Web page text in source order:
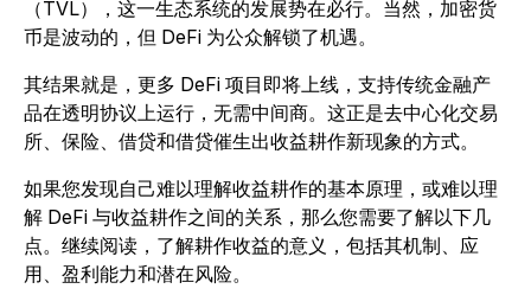
（TVL），这一生态系统的发展势在必行。当然，加密货
币是波动的，但 DeFi 为公众解锁了机遇。
其结果就是，更多 DeFi 项目即将上线，支持传统金融产
品在透明协议上运行，无需中间商。这正是去中心化交易
所、保险、借贷和借贷催生出收益耕作新现象的方式。
如果您发现自己难以理解收益耕作的基本原理，或难以理
解 DeFi 与收益耕作之间的关系，那么您需要了解以下几
点。继续阅读，了解耕作收益的意义，包括其机制、应
用、盈利能力和潜在风险。